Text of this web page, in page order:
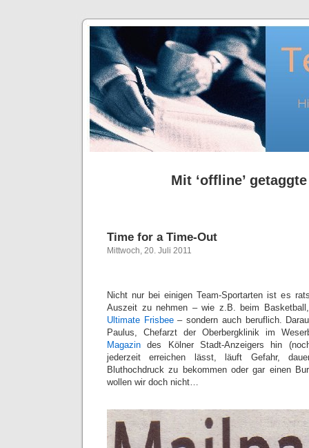
Mit ‘offline’
Time for a Time-Out
Mittwoch, 20. Juli 2011
Nicht nur bei einigen Team-Sportarten ist es
Auszeit zu nehmen – wie z.B. beim
Ultimate Frisbee– sondern auch beruflich.
Paulus, Chefarzt der Oberbergklinik im
Magazin des Kölner Stadt-Anzeigers hin
jederzeit erreichen lässt, läuft Gefahr,
Bluthochdruck zu bekommen oder gar einen
wollen wir doch nicht…